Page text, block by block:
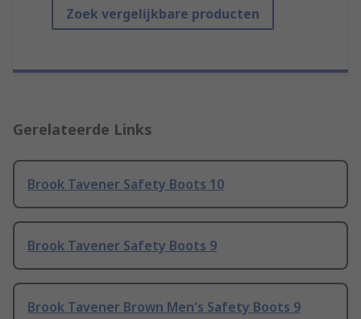
Zoek vergelijkbare producten
Gerelateerde Links
Brook Tavener Safety Boots 10
Brook Tavener Safety Boots 9
Brook Tavener Brown Men's Safety Boots 9